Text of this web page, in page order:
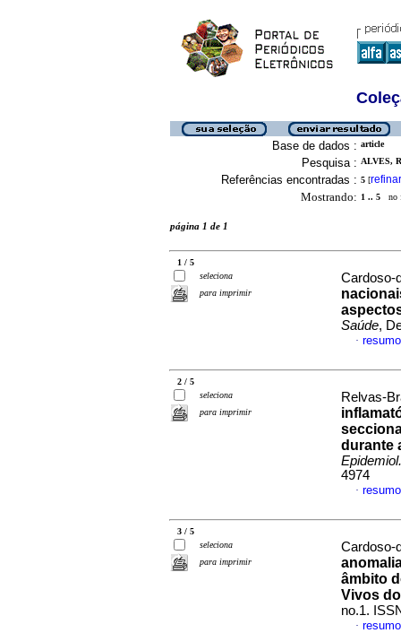
Base de dados : article
Pesquisa : ALVES,
Referências encontradas : 5 [refinar
Mostrando: 1 .. 5 no
página 1 de 1
1 / 5
seleciona
para imprimir
Cardoso-
Saúde,
·
2 / 5
seleciona
para imprimir
Relvas-
durante
4974
·
3 / 5
seleciona
para imprimir
Cardoso-
âmbito
Vivos
no.1.
·